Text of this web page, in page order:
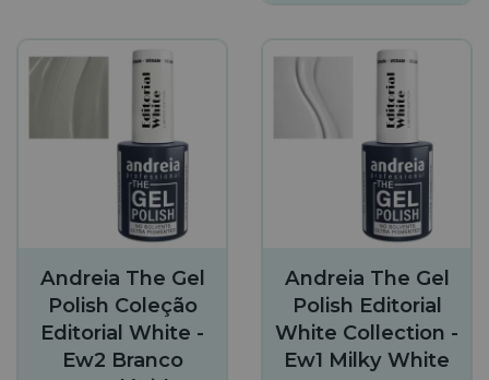
Andreia The Gel
Polish Coleção
Editorial White -
Ew2 Branco
Andreia The Gel
Polish Editorial
White Collection -
Ew1 Milky White